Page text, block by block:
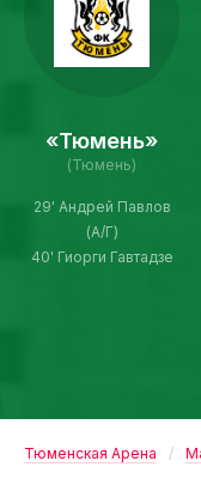
«Тюмень»
(Тюмень)
29' Андрей Павлов
(А/Г)
40' Гиорги Гавтадзе
Тюменская Арена